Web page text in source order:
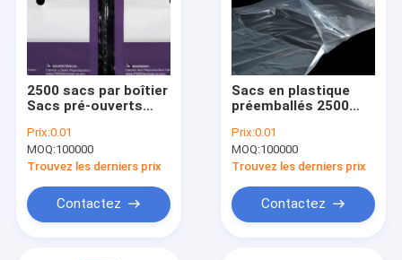
sacs de rebut médicaux
Sacs de glace réutilisables
Sacs pré ouverts
Sacs de empaquetage de pain
Sac biodégradable de dunette de chien
2500 sacs par boîtier
Sacs pré-ouverts
et gravure
Prix:0.01
MOQ:100000
Trouvez les derniers prix
Contactez
Sacs en plastique
préemballés 2500
BPA
Prix:0.01
MOQ:100000
Trouvez les derniers prix
Contactez